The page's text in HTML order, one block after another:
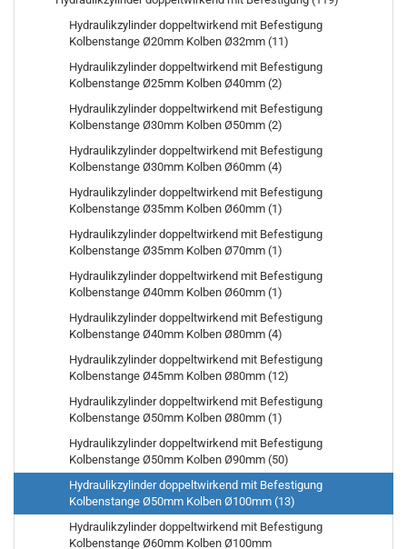
Hydraulikzylinder doppeltwirkend mit Befestigung
Kolbenstange Ø20mm Kolben Ø32mm (11)
Hydraulikzylinder doppeltwirkend mit Befestigung
Kolbenstange Ø25mm Kolben Ø40mm (2)
Hydraulikzylinder doppeltwirkend mit Befestigung
Kolbenstange Ø30mm Kolben Ø50mm (2)
Hydraulikzylinder doppeltwirkend mit Befestigung
Kolbenstange Ø30mm Kolben Ø60mm (4)
Hydraulikzylinder doppeltwirkend mit Befestigung
Kolbenstange Ø35mm Kolben Ø60mm (1)
Hydraulikzylinder doppeltwirkend mit Befestigung
Kolbenstange Ø35mm Kolben Ø70mm (1)
Hydraulikzylinder doppeltwirkend mit Befestigung
Kolbenstange Ø40mm Kolben Ø60mm (1)
Hydraulikzylinder doppeltwirkend mit Befestigung
Kolbenstange Ø40mm Kolben Ø80mm (4)
Hydraulikzylinder doppeltwirkend mit Befestigung
Kolbenstange Ø45mm Kolben Ø80mm (12)
Hydraulikzylinder doppeltwirkend mit Befestigung
Kolbenstange Ø50mm Kolben Ø80mm (1)
Hydraulikzylinder doppeltwirkend mit Befestigung
Kolbenstange Ø50mm Kolben Ø90mm (50)
Hydraulikzylinder doppeltwirkend mit Befestigung
Kolbenstange Ø50mm Kolben Ø100mm (13)
Hydraulikzylinder doppeltwirkend mit Befestigung
Kolbenstange Ø60mm Kolben Ø100mm